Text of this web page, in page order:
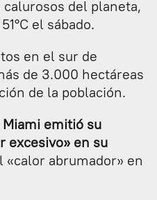
del planeta,
el sábado.
en el sur de
de 3.000 hectáreas
de la población.
Miami emitió su
excesivo» en su
«calor abrumador» en